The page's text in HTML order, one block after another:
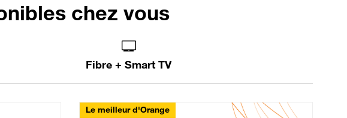
chez vous
Fibre + Smart TV
Le meilleur d'Orange